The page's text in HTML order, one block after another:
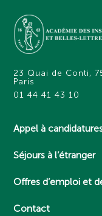
23 Quai de Conti,
Paris
01 44 41 43 10
Appel à
Séjours à l’étranger
Offres d’emploi et
Contact